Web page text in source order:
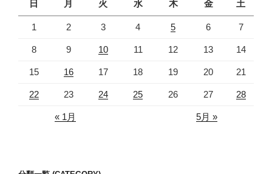
日
月 火 水 木 金 土
1 2 3 4 5 6 7
8 9 10 11 12 13 14
15 16 17 18 19 20 21
22 23 24 25 26 27 28
« 1月 5月 »